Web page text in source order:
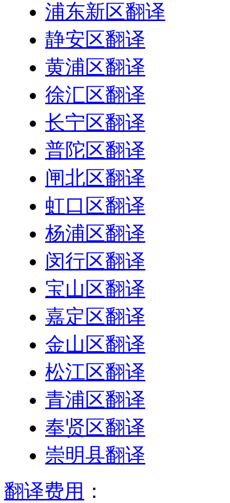
浦东新区翻译
静安区翻译
黄浦区翻译
徐汇区翻译
长宁区翻译
普陀区翻译
闸北区翻译
虹口区翻译
杨浦区翻译
闵行区翻译
宝山区翻译
嘉定区翻译
金山区翻译
松江区翻译
青浦区翻译
奉贤区翻译
崇明县翻译
翻译费用 ：